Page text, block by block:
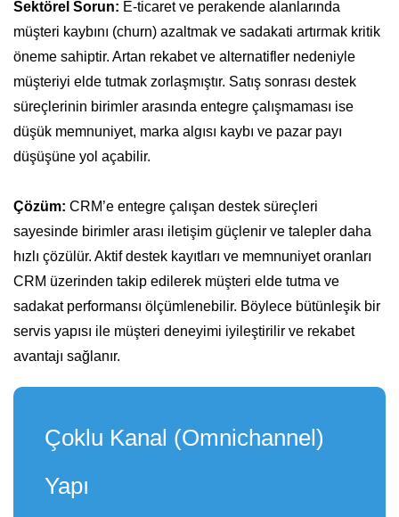
Sektörel Sorun: E-ticaret ve perakende alanlarında
müşteri kaybını (churn) azaltmak ve sadakati artırmak kritik
öneme sahiptir. Artan rekabet ve alternatifler nedeniyle
müşteriyi elde tutmak zorlaşmıştır. Satış sonrası destek
süreçlerinin birimler arasında entegre çalışmaması ise
düşük memnuniyet, marka algısı kaybı ve pazar payı
düşüşüne yol açabilir.
Çözüm: CRM’e entegre çalışan destek süreçleri
sayesinde birimler arası iletişim güçlenir ve talepler daha
hızlı çözülür. Aktif destek kayıtları ve memnuniyet oranları
CRM üzerinden takip edilerek müşteri elde tutma ve
sadakat performansı ölçümlenebilir. Böylece bütünleşik bir
servis yapısı ile müşteri deneyimi iyileştirilir ve rekabet
avantajı sağlanır.
Çoklu Kanal (Omnichannel)
Yapı